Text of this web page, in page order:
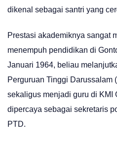
dikenal sebagai santri yang
Prestasi akademiknya sangat
menempuh pendidikan di
Januari 1964, beliau
Perguruan Tinggi Darussalam
sekaligus menjadi guru di KMI
dipercaya sebagai sekretaris
PTD.